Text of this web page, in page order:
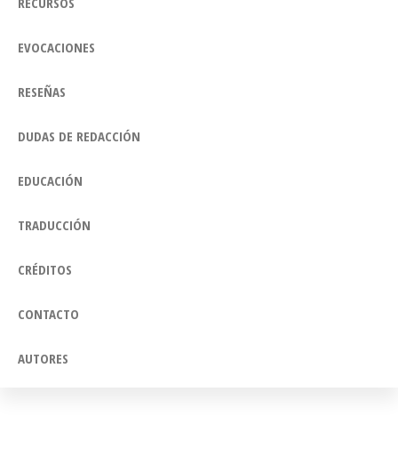
EVOCACIONES
RESEÑAS
DUDAS DE REDACCIÓN
EDUCACIÓN
TRADUCCIÓN
CRÉDITOS
CONTACTO
AUTORES